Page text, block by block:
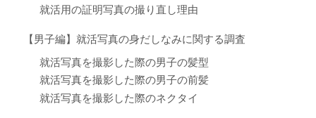
就活用の証明写真の撮り直し理由
【男子編】就活写真の身だしなみに関する調査
就活写真を撮影した際の男子の髪型
就活写真を撮影した際の男子の前髪
就活写真を撮影した際のネクタイ